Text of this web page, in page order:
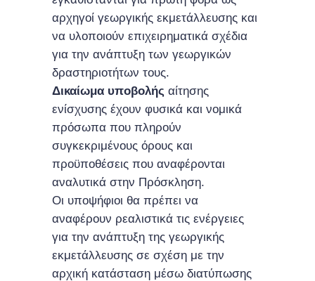
αρχηγοί γεωργικής εκμετάλλευσης και
να υλοποιούν επιχειρηματικά σχέδια
για την ανάπτυξη των γεωργικών
δραστηριοτήτων τους.
Δικαίωμα υποβολής αίτησης
ενίσχυσης έχουν φυσικά και νομικά
πρόσωπα που πληρούν
συγκεκριμένους όρους και
προϋποθέσεις που αναφέρονται
αναλυτικά στην Πρόσκληση.
Οι υποψήφιοι θα πρέπει να
αναφέρουν ρεαλιστικά τις ενέργειες
για την ανάπτυξη της γεωργικής
εκμετάλλευσης σε σχέση με την
αρχική κατάσταση μέσω διατύπωσης